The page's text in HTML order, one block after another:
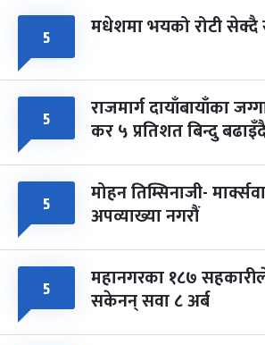
५ मधेशमा भयको रोटी सेक्दै
५ राजमार्ग दायाँबायाँका
कर ५ प्रतिशत बिन्दु
५ मोहन तिम्सिनाजी-
अपव्याख्या नगरौं
५ महानगरका १८७
सकेनन् सवा ८ अर्ब